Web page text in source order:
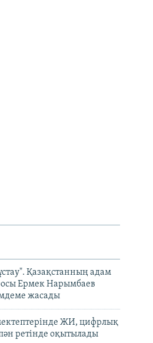
Қазақстанның адам
Ермек Нарымбаев
жасады
ЖИ, цифрлық
пән ретінде оқытылады